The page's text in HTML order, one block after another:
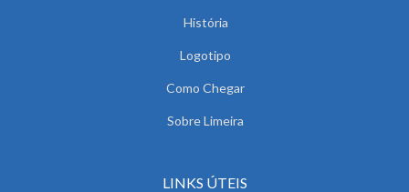
História
Logotipo
Como Chegar
Sobre Limeira
LINKS ÚTEIS